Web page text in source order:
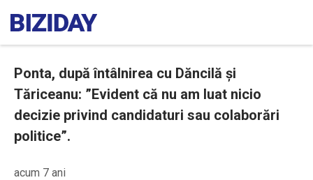
Ponta, după întâlnirea cu Dăncilă și
Tăriceanu: ”Evident că nu am luat nicio
decizie privind candidaturi sau colaborări
politice”.
acum 7 ani